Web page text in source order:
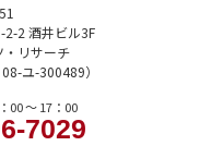
2 酒井ビル3F
・リサーチ
ユ-300489）
00 〜 17：00
7029